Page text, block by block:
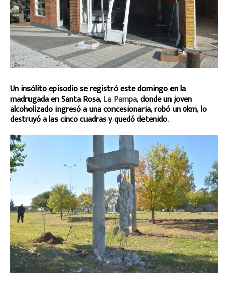
Un insólito episodio se registró este domingo en la
madrugada en Santa Rosa,La Pampa, donde un joven
alcoholizado ingresó a una concesionaria, robó un 0km, lo
destruyó a las cinco cuadras y quedó detenido.